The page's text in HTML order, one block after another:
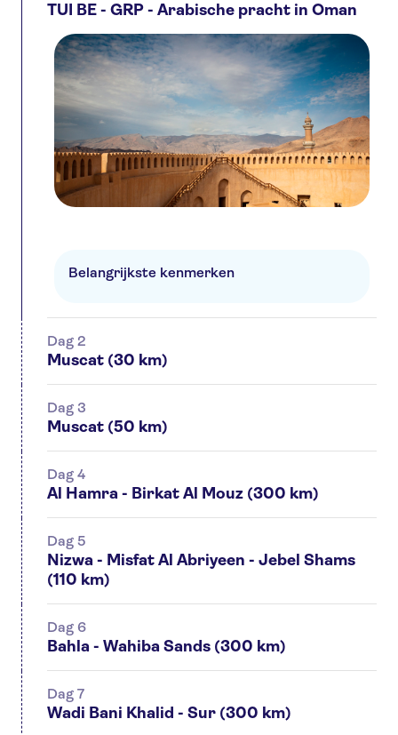
TUI BE - GRP - Arabische pracht in Oman
Belangrijkste kenmerken
Dag 2
Muscat (30 km)
Dag 3
Muscat (50 km)
Dag 4
Al Hamra - Birkat Al Mouz (300 km)
Dag 5
Nizwa - Misfat Al Abriyeen - Jebel Shams
(110 km)
Dag 6
Bahla - Wahiba Sands (300 km)
Dag 7
Wadi Bani Khalid - Sur (300 km)